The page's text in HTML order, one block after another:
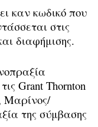
καν κωδικό που
στις
διαφήμισης.
Grant Thornton
Μαρίνος/
της σύμβασης